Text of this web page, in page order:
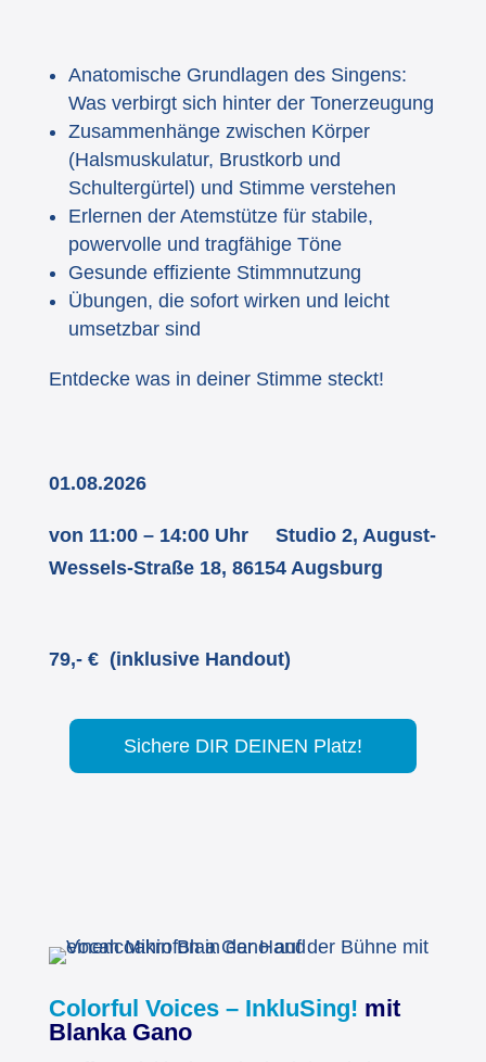
Anatomische Grundlagen des Singens:
Was verbirgt sich hinter der Tonerzeugung
Zusammenhänge zwischen Körper
(Halsmuskulatur, Brustkorb und
Schultergürtel) und Stimme verstehen
Erlernen der Atemstütze für stabile,
powervolle und tragfähige Töne
Gesunde effiziente Stimmnutzung
Übungen, die sofort wirken und leicht
umsetzbar sind
Entdecke was in deiner Stimme steckt!
01.08.2026
von 11:00 – 14:00 Uhr Studio 2, August-
Wessels-Straße 18, 86154 Augsburg
79,- € (inklusive Handout)
Sichere DIR DEINEN Platz!
Colorful Voices – InkluSing! mit
Blanka Gano